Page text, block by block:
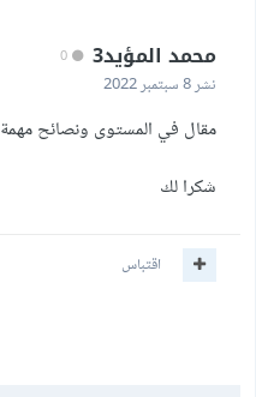
محمد المؤيد3
نشر8 سبتمبر 2022
مقال في المستوى ونصائح مهمة
شكرا لك
اقتباس